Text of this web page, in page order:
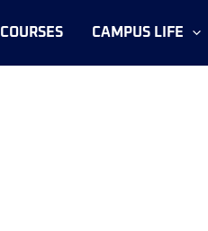
COURSES CAMPUS LIFE